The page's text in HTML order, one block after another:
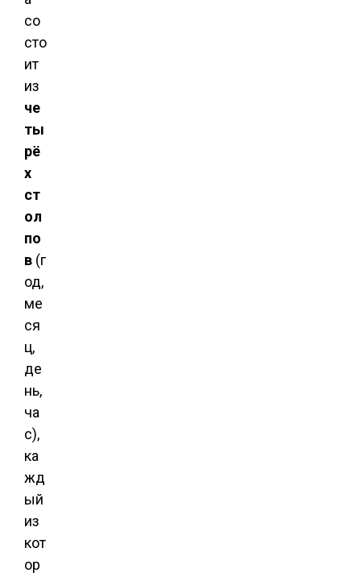
со
сто
ит
из
че
ты
рё
х
ст
ол
по
в (г
од,
ме
ся
ц,
де
нь,
ча
с),
ка
жд
ый
из
кот
ор